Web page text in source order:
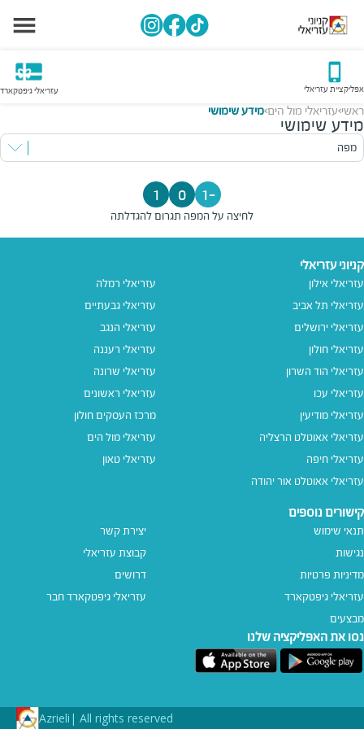
אפליקציית עזריאלי עזריאלי גיפטקארד
ראשי>עזריאלי מול הים>מידע שימושי
מידע שימושי
מפה
-1
0
1
לחיצה על המפה תגרום להגדלתה
קניוני עזריאלי
עזריאלי אילון
עזריאלי תל אביב
עזריאלי ירושלים
עזריאלי חולון
עזריאלי הוד השרון
עזריאלי עכו
עזריאלי מודיעין
עזריאלי אאוטלט הרצליה
עזריאלי חיפה
עזריאלי אאוטלט אור יהודה
עזריאלי רמלה
עזריאלי גבעתיים
עזריאלי הנגב
עזריאלי רעננה
עזריאלי שרונה
עזריאלי ראשונים
מרכז העסקים חולון
עזריאלי מול הים
עזריאלי טאון
קישורים נוספים
תנאי שימוש
נגישות
מדיניות פרטיות
עזריאלי גיפטקארד
מבצעים
יצירת קשר
קבוצת עזריאלי
דרושים
עזריאלי גיפטקארד חבר‎
נסו את האפליקציה שלנו
All rights reserved |
Azrieli